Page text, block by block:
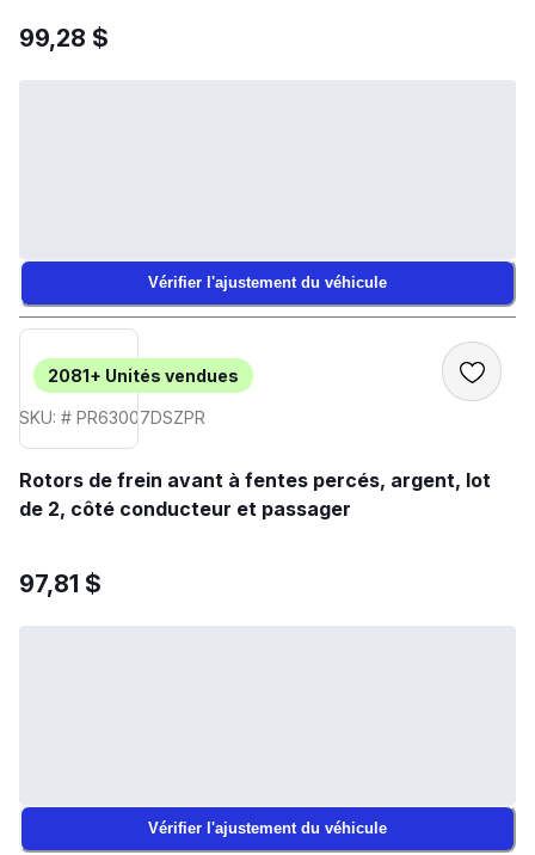
99,28 $
Vérifier l'ajustement du véhicule
2081+ Unités vendues
SKU: # PR63007DSZPR
Rotors de frein avant à fentes percés, argent, lot
de 2, côté conducteur et passager
97,81 $
Vérifier l'ajustement du véhicule